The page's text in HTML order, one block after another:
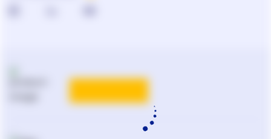
Реклама та PR
наligazakon.net